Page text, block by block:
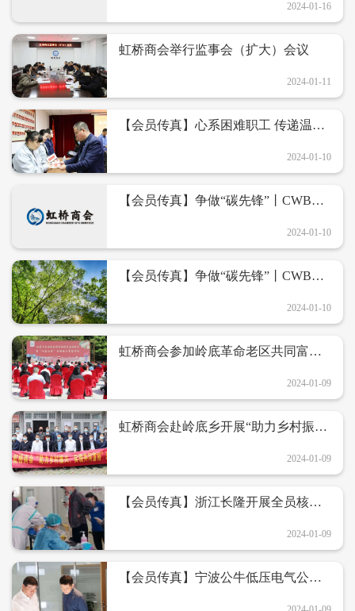
2024-01-16
虹桥商会举行监事会（扩大）会议
2024-01-11
【会员传真】心系困难职工 传递温暖
2024-01-10
【会员传真】争做“碳先锋”丨CWB合
2024-01-10
【会员传真】争做“碳先锋”丨CWB合
2024-01-10
虹桥商会参加岭底革命老区共同富裕
2024-01-09
虹桥商会赴岭底乡开展“助力乡村振
2024-01-09
【会员传真】浙江长隆开展全员核酸
2024-01-09
【会员传真】宁波公牛低压电气公司